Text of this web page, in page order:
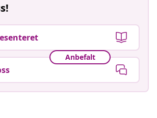
Anbefalt